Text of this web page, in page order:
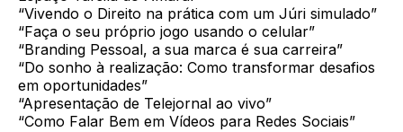
“Vivendo o Direito na prática com um Júri simulado”
“Faça o seu próprio jogo usando o celular”
“Branding Pessoal, a sua marca é sua carreira”
“Do sonho à realização: Como transformar desafios
em oportunidades”
“Apresentação de Telejornal ao vivo”
“Como Falar Bem em Vídeos para Redes Sociais”